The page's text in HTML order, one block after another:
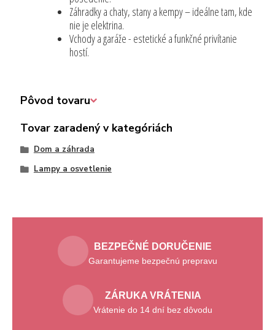
Záhradky a chaty, stany a kempy – ideálne tam, kde
nie je elektrina.
Vchody a garáže - estetické a funkčné privítanie
hostí.
Pôvod tovaru
Tovar zaradený v kategóriách
Dom a záhrada
Lampy a osvetlenie
BEZPEČNÉ DORUČENIE
Garantujeme bezpečnú prepravu
ZÁRUKA VRÁTENIA
Vrátenie do 14 dní bez dôvodu